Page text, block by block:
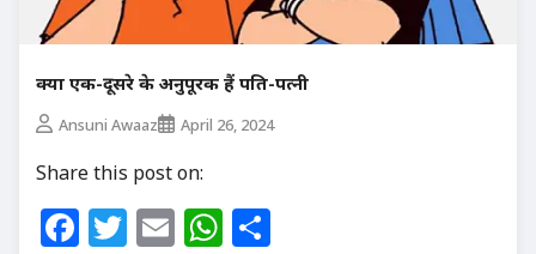
क्या एक-दूसरे के अनुपूरक हैं पति-पत्नी
Ansuni Awaaz April 26, 2024
Share this post on:
Facebook
Twitter
EmailWhatsApp